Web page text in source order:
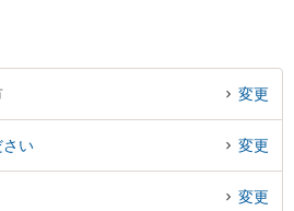
変更
さい 変更
変更